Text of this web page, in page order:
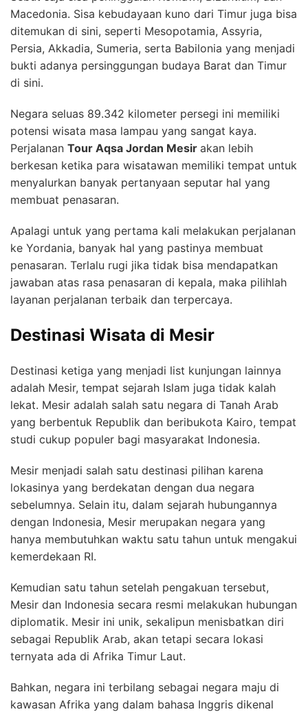
Macedonia. Sisa kebudayaan kuno dari Timur juga bisa
ditemukan di sini, seperti Mesopotamia, Assyria,
Persia, Akkadia, Sumeria, serta Babilonia yang menjadi
bukti adanya persinggungan budaya Barat dan Timur
di sini.
Negara seluas 89.342 kilometer persegi ini memiliki
potensi wisata masa lampau yang sangat kaya.
Perjalanan Tour Aqsa Jordan Mesir akan lebih
berkesan ketika para wisatawan memiliki tempat untuk
menyalurkan banyak pertanyaan seputar hal yang
membuat penasaran.
Apalagi untuk yang pertama kali melakukan perjalanan
ke Yordania, banyak hal yang pastinya membuat
penasaran. Terlalu rugi jika tidak bisa mendapatkan
jawaban atas rasa penasaran di kepala, maka pilihlah
layanan perjalanan terbaik dan terpercaya.
Destinasi Wisata di Mesir
Destinasi ketiga yang menjadi list kunjungan lainnya
adalah Mesir, tempat sejarah Islam juga tidak kalah
lekat. Mesir adalah salah satu negara di Tanah Arab
yang berbentuk Republik dan beribukota Kairo, tempat
studi cukup populer bagi masyarakat Indonesia.
Mesir menjadi salah satu destinasi pilihan karena
lokasinya yang berdekatan dengan dua negara
sebelumnya. Selain itu, dalam sejarah hubungannya
dengan Indonesia, Mesir merupakan negara yang
hanya membutuhkan waktu satu tahun untuk mengakui
kemerdekaan RI.
Kemudian satu tahun setelah pengakuan tersebut,
Mesir dan Indonesia secara resmi melakukan hubungan
diplomatik. Mesir ini unik, sekalipun menisbatkan diri
sebagai Republik Arab, akan tetapi secara lokasi
ternyata ada di Afrika Timur Laut.
Bahkan, negara ini terbilang sebagai negara maju di
kawasan Afrika yang dalam bahasa Inggris dikenal